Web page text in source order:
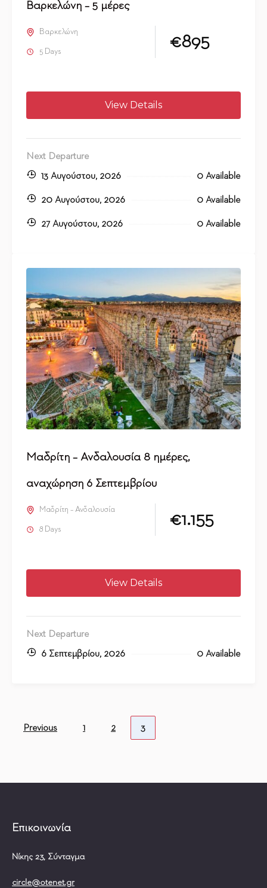
Βαρκελώνη – 5 μέρες
Βαρκελώνη
5 Days €895
View Details
Next Departure
13 Αυγούστου, 2026 0 Available
20 Αυγούστου, 2026 0 Available
27 Αυγούστου, 2026 0 Available
Μαδρίτη – Ανδαλουσία 8 ημέρες,
αναχώρηση 6 Σεπτεμβρίου
Μαδρίτη – Ανδαλουσία
8 Days €1.155
View Details
Next Departure
6 Σεπτεμβρίου, 2026 0 Available
Previous PAGE
1 PAGE
2 PAGE
3
Επικοινωνία
Νίκης 23, Σύνταγμα
circle@otenet.gr